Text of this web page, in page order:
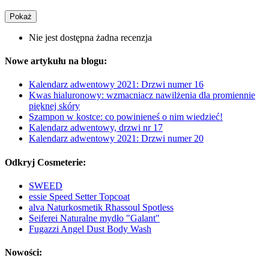
Pokaż
Nie jest dostępna żadna recenzja
Nowe artykułu na blogu:
Kalendarz adwentowy 2021: Drzwi numer 16
Kwas hialuronowy: wzmacniacz nawilżenia dla promiennie
pięknej skóry
Szampon w kostce: co powinieneś o nim wiedzieć!
Kalendarz adwentowy, drzwi nr 17
Kalendarz adwentowy 2021: Drzwi numer 20
Odkryj Cosmeterie:
SWEED
essie Speed Setter Topcoat
alva Naturkosmetik Rhassoul Spotless
Seiferei Naturalne mydło "Galant"
Fugazzi Angel Dust Body Wash
Nowości: